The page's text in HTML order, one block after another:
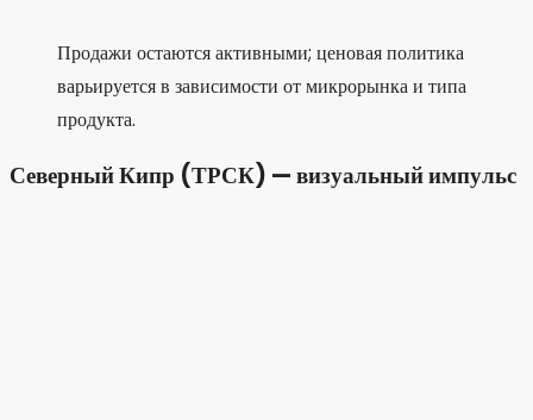
Продажи остаются активными; ценовая политика
варьируется в зависимости от микрорынка и типа
продукта.
Северный Кипр (ТРСК) — визуальный импульс